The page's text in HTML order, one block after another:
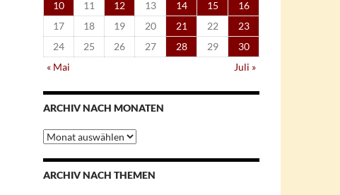
10
11 12 13 14 15
16
17
18 19 20 21 22
23
24
25 26 27 28 29
30
« Mai
Juli »
ARCHIV NACH MONATEN
Archiv
nach
Monaten
ARCHIV NACH THEMEN